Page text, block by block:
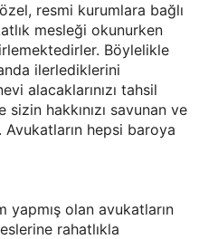
resmi kurumlara bağlı
mesleği okunurken
Böylelikle
ilerlediklerini
alacaklarınızı tahsil
hakkınızı savunan ve
hepsi baroya
yapmış olan avukatların
rahatlıkla